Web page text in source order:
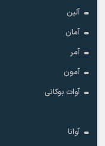
آلین
آمان
آمر
آمون
آوات بوکانی
آوانا